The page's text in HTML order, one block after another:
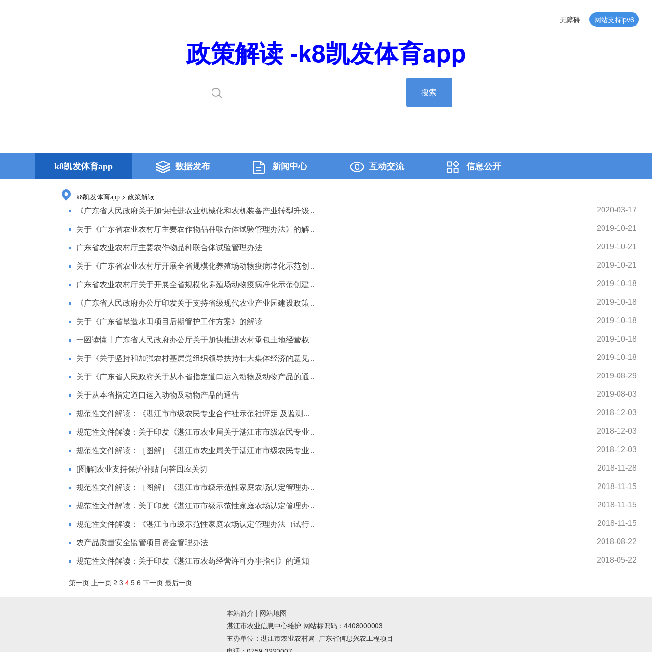
无障碍 网站支持ipv6
政策解读 -k8凯发体育app
搜索
k8凯发体育app 数据发布 新闻中心 互动交流 信息公开
k8凯发体育app > 政策解读
《广东省人民政府关于加快推进农业机械化和农机装备产业转型升级... 2020-03-17
关于《广东省农业农村厅主要农作物品种联合体试验管理办法》的解... 2019-10-21
广东省农业农村厅主要农作物品种联合体试验管理办法 2019-10-21
关于《广东省农业农村厅开展全省规模化养殖场动物疫病净化示范创... 2019-10-21
广东省农业农村厅关于开展全省规模化养殖场动物疫病净化示范创建... 2019-10-18
《广东省人民政府办公厅印发关于支持省级现代农业产业园建设政策... 2019-10-18
关于《广东省垦造水田项目后期管护工作方案》的解读 2019-10-18
一图读懂丨广东省人民政府办公厅关于加快推进农村承包土地经营权... 2019-10-18
关于《关于坚持和加强农村基层党组织领导扶持壮大集体经济的意见... 2019-10-18
关于《广东省人民政府关于从本省指定道口运入动物及动物产品的通... 2019-08-29
关于从本省指定道口运入动物及动物产品的通告 2019-08-03
规范性文件解读：《湛江市市级农民专业合作社示范社评定 及监测... 2018-12-03
规范性文件解读：关于印发《湛江市农业局关于湛江市市级农民专业... 2018-12-03
规范性文件解读：［图解］《湛江市农业局关于湛江市市级农民专业... 2018-12-03
[图解]农业支持保护补贴 问答回应关切 2018-11-28
规范性文件解读：［图解］《湛江市市级示范性家庭农场认定管理办... 2018-11-15
规范性文件解读：关于印发《湛江市市级示范性家庭农场认定管理办... 2018-11-15
规范性文件解读：《湛江市市级示范性家庭农场认定管理办法（试行... 2018-11-15
农产品质量安全监管项目资金管理办法 2018-08-22
规范性文件解读：关于印发《湛江市农药经营许可办事指引》的通知 2018-05-22
第一页 上一页 2 3 4 5 6 下一页 最后一页
本站简介 | 网站地图
湛江市农业信息中心维护 网站标识码：4408000003
主办单位：湛江市农业农村局 广东省信息兴农工程项目